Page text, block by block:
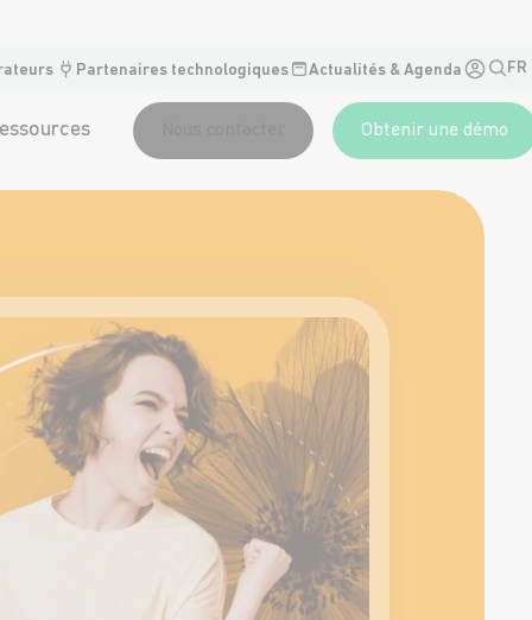
Obtenir une démo
Partenaires technologiques Actualités & Agenda FR